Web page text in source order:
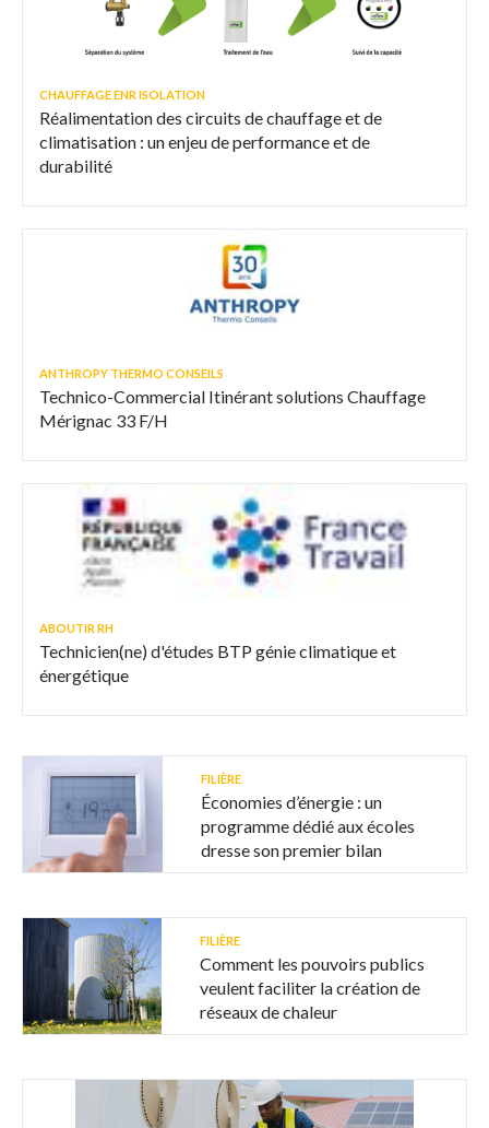
CHAUFFAGE ENR ISOLATION
Réalimentation des circuits de chauffage et de
climatisation : un enjeu de performance et de
durabilité
ANTHROPY THERMO CONSEILS
Technico-Commercial Itinérant solutions Chauffage
Mérignac 33 F/H
ABOUTIR RH
Technicien(ne) d'études BTP génie climatique et
énergétique
FILIÈRE
Économies d’énergie : un
programme dédié aux écoles
dresse son premier bilan
FILIÈRE
Comment les pouvoirs publics
veulent faciliter la création de
réseaux de chaleur